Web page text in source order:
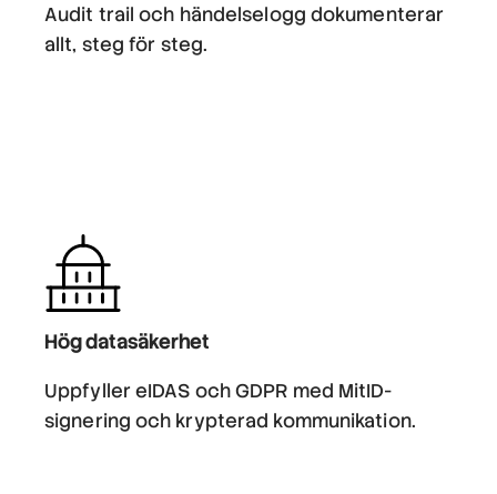
Audit trail och händelselogg dokumenterar
allt, steg för steg.
Hög datasäkerhet
Uppfyller eIDAS och GDPR med MitID-
signering och krypterad kommunikation.